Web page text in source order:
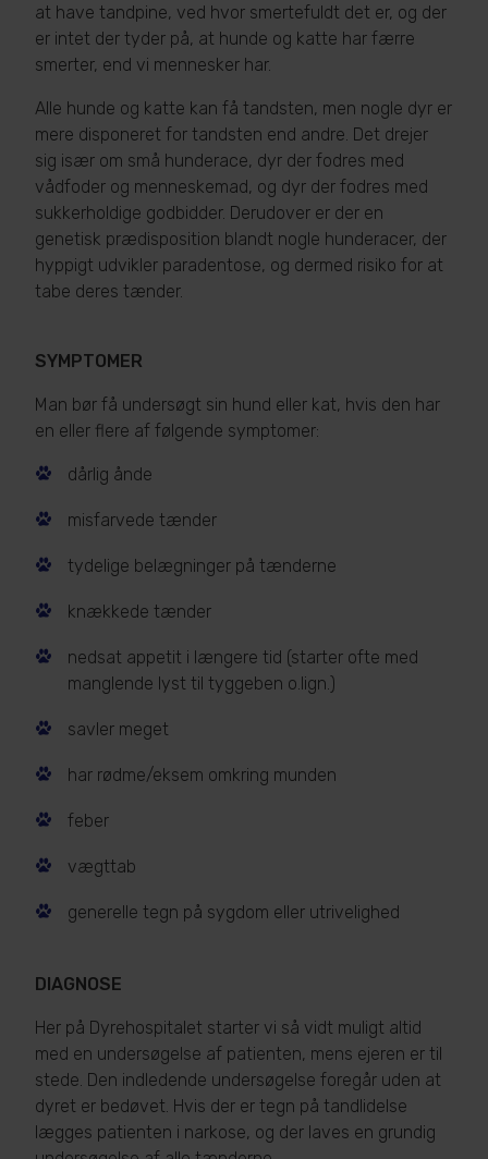
at have tandpine, ved hvor smertefuldt det er, og der
er intet der tyder på, at hunde og katte har færre
smerter, end vi mennesker har.
Alle hunde og katte kan få tandsten, men nogle dyr er
mere disponeret for tandsten end andre. Det drejer
sig især om små hunderace, dyr der fodres med
vådfoder og menneskemad, og dyr der fodres med
sukkerholdige godbidder. Derudover er der en
genetisk prædisposition blandt nogle hunderacer, der
hyppigt udvikler paradentose, og dermed risiko for at
tabe deres tænder.
SYMPTOMER
Man bør få undersøgt sin hund eller kat, hvis den har
en eller flere af følgende symptomer:
dårlig ånde
misfarvede tænder
tydelige belægninger på tænderne
knækkede tænder
nedsat appetit i længere tid (starter ofte med
manglende lyst til tyggeben o.lign.)
savler meget
har rødme/eksem omkring munden
feber
vægttab
generelle tegn på sygdom eller utrivelighed
DIAGNOSE
Her på Dyrehospitalet starter vi så vidt muligt altid
med en undersøgelse af patienten, mens ejeren er til
stede. Den indledende undersøgelse foregår uden at
dyret er bedøvet. Hvis der er tegn på tandlidelse
lægges patienten i narkose, og der laves en grundig